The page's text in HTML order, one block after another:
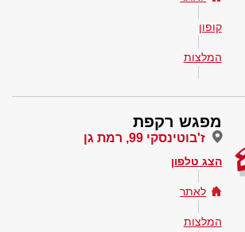
קופון
המלצות
מפגש רקפת
ז'בוטינסקי 99, רמת גן
הצג טלפון
לאתר
המלצות